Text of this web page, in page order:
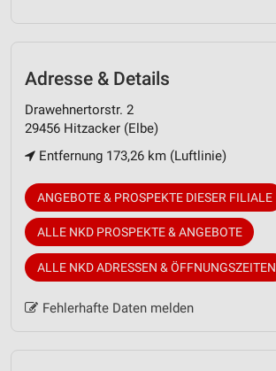
Adresse & Details
Drawehnertorstr. 2
29456 Hitzacker (Elbe)
Entfernung 173,26 km (Luftlinie)
ANGEBOTE & PROSPEKTE DIESER FILIALE
ALLE NKD PROSPEKTE & ANGEBOTE
ALLE NKD ADRESSEN & ÖFFNUNGSZEITEN
Fehlerhafte Daten melden